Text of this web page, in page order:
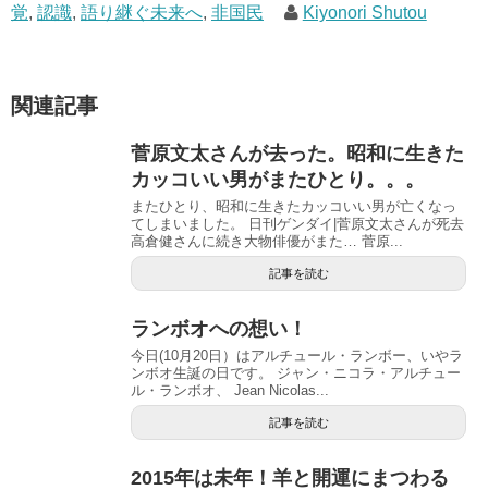
覚, 認識, 語り継ぐ未来へ, 非国民 Kiyonori Shutou
関連記事
菅原文太さんが去った。昭和に生きた
カッコいい男がまたひとり。。。
またひとり、昭和に生きたカッコいい男が亡くなっ
てしまいました。 日刊ゲンダイ|菅原文太さんが死去
高倉健さんに続き大物俳優がまた… 菅原...
記事を読む
ランボオへの想い！
今日(10月20日）はアルチュール・ランボー、いやラ
ンボオ生誕の日です。 ジャン・ニコラ・アルチュー
ル・ランボオ、 Jean Nicolas...
記事を読む
2015年は未年！羊と開運にまつわる